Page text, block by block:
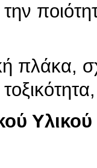
πλάκα,
Υλικού